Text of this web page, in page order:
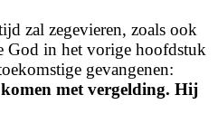
zal zegevieren, zoals ook
God in het vorige hoofdstuk
gevangenen:
met vergelding. Hij